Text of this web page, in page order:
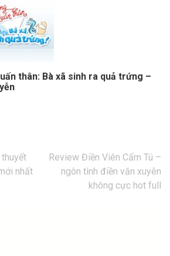
thân: Bà xã sinh ra quả trứng –
nhất
Review Điền Viên Cẩm Tú –
ngôn tình điền văn xuyên
không cực hot full